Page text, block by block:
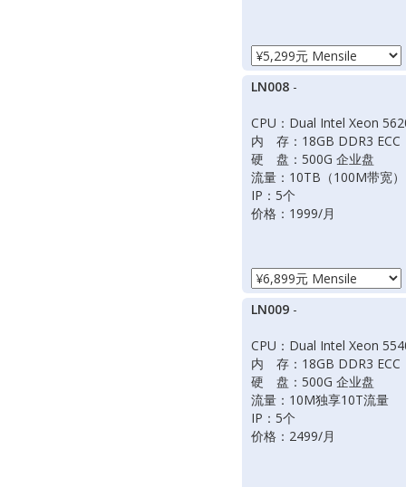
LN008 -
CPU：Dual Intel Xeon
内 存：18GB DDR3 ECC
硬 盘：500G 企业盘
流量：10TB（100M带宽）
IP：5个
价格：1999/月
LN009 -
CPU：Dual Intel Xeon
内 存：18GB DDR3 ECC
硬 盘：500G 企业盘
流量：10M独享10T流量
IP：5个
价格：2499/月